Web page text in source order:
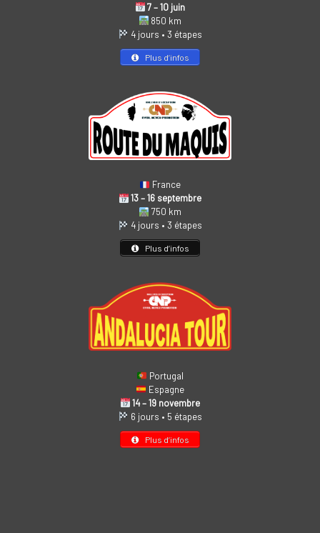
7 – 10 juin
850 km
4 jours • 3 étapes
Plus d’infos
France
13 – 16 septembre
750 km
4 jours • 3 étapes
Plus d’infos
Portugal
Espagne
14 – 19 novembre
6 jours • 5 étapes
Plus d’infos